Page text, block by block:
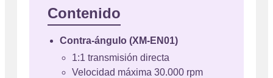
Contenido
Contra-ángulo (XM-EN01)
1:1 transmisión directa
Velocidad máxima 30.000 rpm